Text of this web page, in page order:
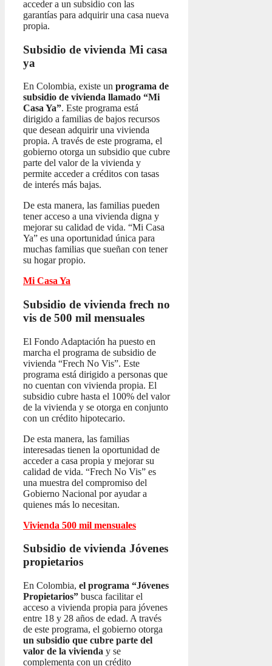
acceder a un subsidio con las
garantías para adquirir una casa nueva
propia.
Subsidio de vivienda Mi casa
ya
En Colombia, existe un programa de
subsidio de vivienda llamado “Mi
Casa Ya”. Este programa está
dirigido a familias de bajos recursos
que desean adquirir una vivienda
propia. A través de este programa, el
gobierno otorga un subsidio que cubre
parte del valor de la vivienda y
permite acceder a créditos con tasas
de interés más bajas.
De esta manera, las familias pueden
tener acceso a una vivienda digna y
mejorar su calidad de vida. “Mi Casa
Ya” es una oportunidad única para
muchas familias que sueñan con tener
su hogar propio.
Mi Casa Ya
Subsidio de vivienda frech no
vis de 500 mil mensuales
El Fondo Adaptación ha puesto en
marcha el programa de subsidio de
vivienda “Frech No Vis”. Este
programa está dirigido a personas que
no cuentan con vivienda propia. El
subsidio cubre hasta el 100% del valor
de la vivienda y se otorga en conjunto
con un crédito hipotecario.
De esta manera, las familias
interesadas tienen la oportunidad de
acceder a casa propia y mejorar su
calidad de vida. “Frech No Vis” es
una muestra del compromiso del
Gobierno Nacional por ayudar a
quienes más lo necesitan.
Vivienda 500 mil mensuales
Subsidio de vivienda Jóvenes
propietarios
En Colombia, el programa “Jóvenes
Propietarios” busca facilitar el
acceso a vivienda propia para jóvenes
entre 18 y 28 años de edad. A través
de este programa, el gobierno otorga
un subsidio que cubre parte del
valor de la vivienda y se
complementa con un crédito